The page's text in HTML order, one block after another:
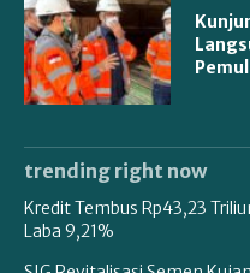
trending right now
Kredit Tembus Rp43,23
Laba 9,21%